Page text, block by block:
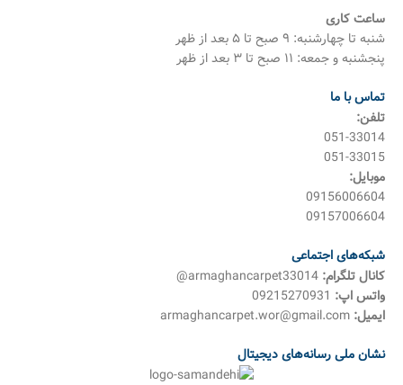
ساعت کاری
شنبه تا چهارشنبه: ۹ صبح تا ۵ بعد از ظهر
پنجشنبه و جمعه: ۱۱ صبح تا ۳ بعد از ظهر
تماس با ما
تلفن:
051-33014
051-33015
موبایل:
09156006604
09157006604
شبکه‌های اجتماعی
کانال تلگرام:
واتس اپ: 09215270931
ایمیل:
نشان ملی رسانه‌های دیجیتال